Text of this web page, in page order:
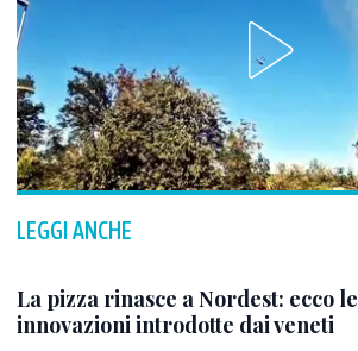
LEGGI ANCHE
La pizza rinasce a Nordest: ecco le
innovazioni introdotte dai veneti